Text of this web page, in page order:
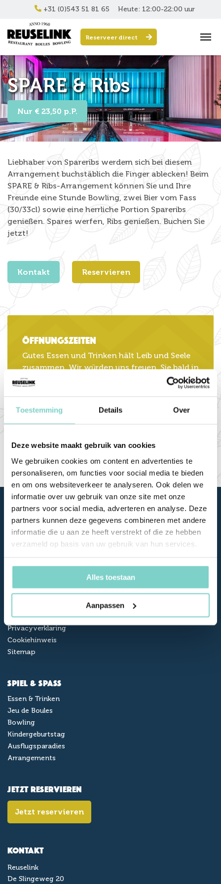
Toestemming Details Over
Deze website maakt gebruik van cookies
We gebruiken cookies om content en advertenties te
personaliseren, om functies voor social media te bieden
en om ons websiteverkeer te analyseren. Ook delen we
informatie over uw gebruik van onze site met onze
partners voor social media, adverteren en analyse. Deze
partners kunnen deze gegevens combineren met andere
informatie die u aan ze heeft verstrekt of die ze hebben
verzameld op basis van uw gebruik van hun services.
Alles toestaan
Aanpassen
+31 (0)543 51 81 65 Heute: 12:00-22:00 uur
Reserveer direct
SPARE & Ribs
Nur € 23,50 p.P.
Liebhaber von Spareribs werdem sich bei diesem
Arrangement buchstäblich die Finger ablecken! Beim
SPARE & Ribs-Arrangement können Sie und Ihre
Freunde eine Stunde Bowling, zwei Bier vom Fass
(30/33cl) sowie eine herrliche Portion Spareribs
genießen. Spares werfen, Ribs genießen. Buchen Sie
jetzt!
Kontakt Reservieren
Öffnungszeiten
Gutes Essen und Trinken hält Leib und Seele
zusammen. Wir würden uns freuen, Sie bald in
unserem Restaurant oder auf einer unserer
Öffnungszeiten
Kontakt
AGB
Privacyverklaring
Cookiehinweis
Sitemap
Spiel & Spaß
Essen & Trinken
Jeu de Boules
Bowling
Kindergeburtstag
Ausflugsparadies
Arrangements
Jetzt reservieren
Jetzt reservieren
Kontakt
Reuselink
De Slingeweg 20